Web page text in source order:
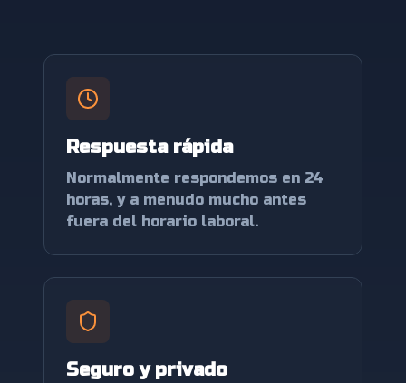
Respuesta rápida
Normalmente respondemos en 24
horas, y a menudo mucho antes
fuera del horario laboral.
Seguro y privado